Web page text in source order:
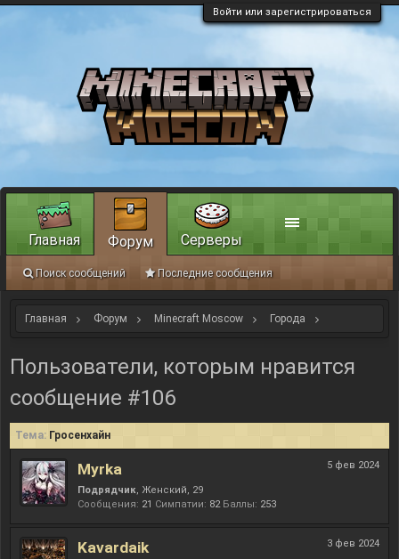
Войти или зарегистрироваться
Главная Форум Minecraft Moscow Города
Пользователи, которым нравится
сообщение #106
Тема: Гросенхайн
5 фев 2024
Myrka
Подрядчик, Женский, 29
Сообщения: 21 Симпатии: 82 Баллы: 253
3 фев 2024
Kavardaik
Главная Форум
Поиск сообщений Последние сообщения
Серверы